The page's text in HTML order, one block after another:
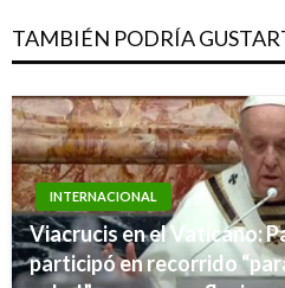
TAMBIÉN PODRÍA
INTERNACIONAL
Viacrucis en el Vaticano:
participó en recorrido